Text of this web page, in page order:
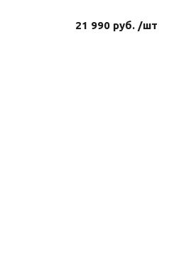
21 990 руб. /шт